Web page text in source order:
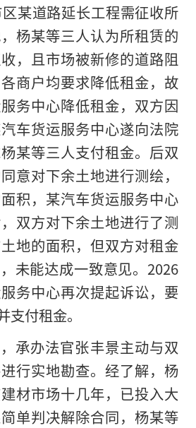
某道路延长工程需征收所
杨某等三人认为所租赁的
，且市场被新修的道路阻
商户均要求降低租金，故
务中心降低租金，双方因
车货运服务中心遂向法院
某等三人支付租金。后双
意对下余土地进行测绘，
积，某汽车货运服务中心
双方对下余土地进行了测
地的面积，但双方对租金
未能达成一致意见。2026
务中心再次提起诉讼，要
支付租金。
承办法官张丰景主动与双
行实地勘查。经了解，杨
材市场十几年，已投入大
单判决解除合同，杨某等